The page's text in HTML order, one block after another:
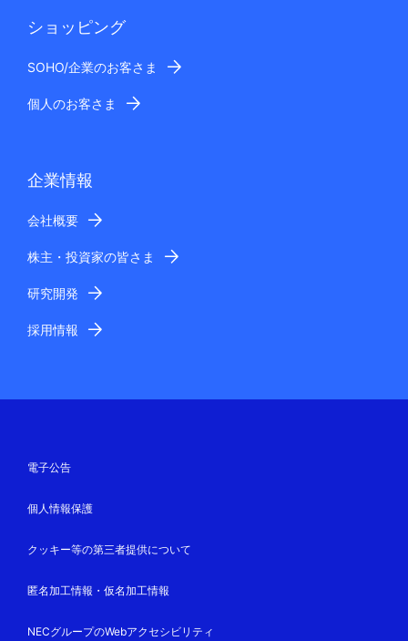
ショッピング
SOHO/企業のお客さま
個人のお客さま
企業情報
会社概要
株主・投資家の皆さま
研究開発
採用情報
電子公告
個人情報保護
クッキー等の第三者提供について
匿名加工情報・仮名加工情報
NECグループのWebアクセシビリティ